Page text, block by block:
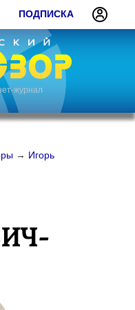
ПОДПИСКА
журнал
→ Игорь